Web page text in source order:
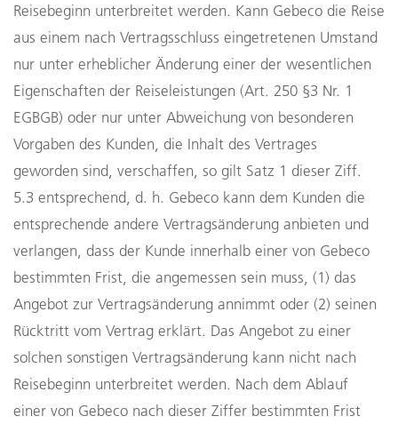
Reisebeginn unterbreitet werden. Kann Gebeco die Reise
aus einem nach Vertragsschluss eingetretenen Umstand
nur unter erheblicher Änderung einer der wesentlichen
Eigenschaften der Reiseleistungen (Art. 250 §3 Nr. 1
EGBGB) oder nur unter Abweichung von besonderen
Vorgaben des Kunden, die Inhalt des Vertrages
geworden sind, verschaffen, so gilt Satz 1 dieser Ziff.
5.3 entsprechend, d. h. Gebeco kann dem Kunden die
entsprechende andere Vertragsänderung anbieten und
verlangen, dass der Kunde innerhalb einer von Gebeco
bestimmten Frist, die angemessen sein muss, (1) das
Angebot zur Vertragsänderung annimmt oder (2) seinen
Rücktritt vom Vertrag erklärt. Das Angebot zu einer
solchen sonstigen Vertragsänderung kann nicht nach
Reisebeginn unterbreitet werden. Nach dem Ablauf
einer von Gebeco nach dieser Ziffer bestimmten Frist